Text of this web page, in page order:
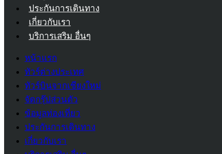
ประกันการเดินทาง
เกี่ยวกับเรา
บริการเสริม อื่นๆ
หน้าแรก
ทัวร์ต่างประเทศ
ทัวร์บินจากเชียงใหม่
จัดกรุ๊ปส่วนตัว
ข้อมูลท่องเที่ยว
ประกันการเดินทาง
เกี่ยวกับเรา